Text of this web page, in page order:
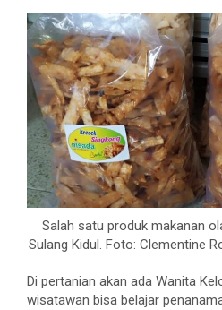
Salah satu produk makanan
Sulang Kidul. Foto: Clementine
Di pertanian akan ada Wanita
wisatawan bisa belajar